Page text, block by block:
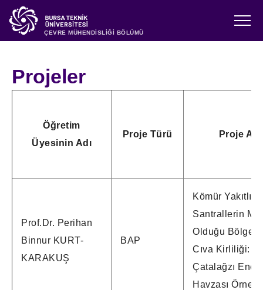
ÇEVRE MÜHENDİSLİĞİ BÖLÜMÜ
Projeler
Öğretim
Üyesinin Adı
Proje Türü Proje Adı
Prof.Dr. Perihan
Binnur KURT-
KARAKUŞ
BAP
Kömür Yakıtlı
Santrallerin
Olduğu
Cıva Kirliliği:
Çatalağzı
Havzası Örneği